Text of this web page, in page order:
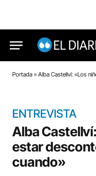
Portada » Alba Castellví: «Los
ENTREVISTA
Alba
estar
cuando»